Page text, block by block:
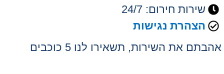
שירות חירום: 24/7
הצהרת נגישות
אהבתם את השירות, תשאירו לנו 5 כוכבים